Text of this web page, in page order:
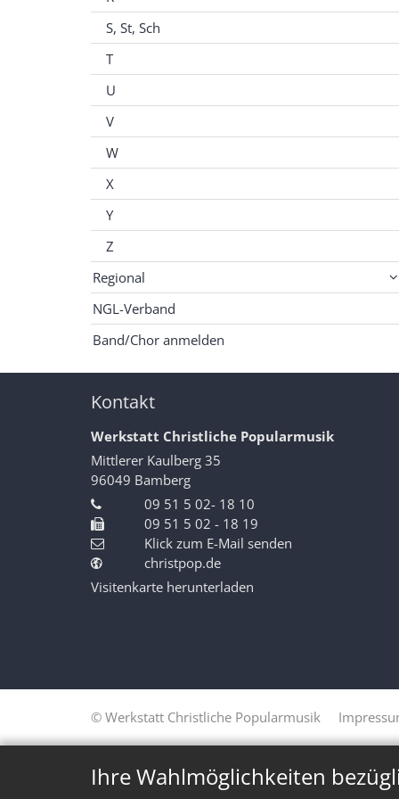
Ihre Wahlmöglichkeiten
S, St, Sch
T
U
V
W
X
Y
Z
Regional
NGL-Verband
Band/Chor anmelden
Kontakt
Werkstatt Christliche Popularmusik
Mittlerer Kaulberg 35
96049 Bamberg
09 51 5 02- 18 10
09 51 5 02 - 18 19
Klick zum E-Mail senden
christpop.de
Visitenkarte herunterladen
© Werkstatt Christliche Popularmusik